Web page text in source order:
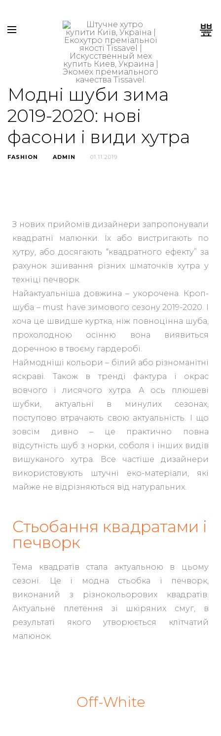
0
Модні шуби зима
2019-2020: нові
фасони і види хутра
FASHION ADMIN 01.11.2019
З нових прийомів дизайнери запропонували
квадратні малюнки. Їх або вистригають по
хутру, або досягають “квадратного ефекту” за
рахунок зшивання різних шматочків хутра у
техніці печворк.
Найактуальніша довжина – укорочена. Кроп-
шуба – must have зимового сезону 2019-2020. І
хоча це швидше куртка, ніж повноцінна шуба,
прохолодною осінню вона виявиться
доречною в твоєму гардеробі.
Наймодніші кольори – білий або різноманітні
яскраві. Також в тренді фактура і окрас
вовчого і лисячого хутра. А ось плюшеві
шубки, актуальні в минулих сезонах,
поступово втрачають свою актуальність. І що
зовсім дивно – це практично повна
відсутність шуб з норки, соболя і інших видів
вишуканого хутра. Все частіше дизайнери
використовують штучні еко-матеріали, які
майже не відрізняються від натуральних.
Стьобання квадратами і
печворк
Тема квадратів стала актуальною в цьому
сезоні. Це і модна стьобка і печворк,
виконаний з різнокольорових квадратів.
Актуальне плетення зі шкіряних смуг, в
результаті якого утворюється клітчатий
малюнок.
Off-White